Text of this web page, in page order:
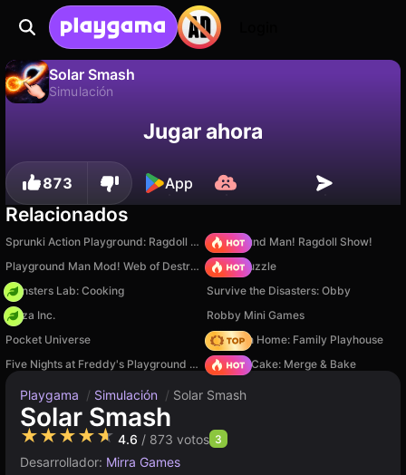
Solar Smash
Simulación
¡Guarda el progreso!Jugar ahora
873 App
Relacionados
Sprunki Action Playground: Ragdoll Sandbox Playground Man! Ragdoll Show!
Playground Man Mod! Web of Destruction! Arrow Puzzle
Monsters Lab: Cooking
Survive the Disasters: Obby
Pizza Inc.
Robby Mini Games
Pocket Universe
My Town Home: Family Playhouse
Five Nights at Freddy's Playground Sandbox
Piece of Cake: Merge & Bake
Playgama / Simulación / Solar Smash
Solar Smash
★★★★★ 4.6 / 873 votos 3
Desarrollador: Mirra Games